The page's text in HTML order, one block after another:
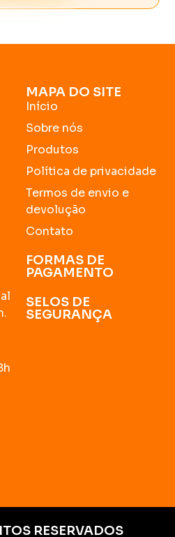
MAPA DO SITE
Início
Sobre nós
Produtos
Política de privacidade
Termos de envio e
devolução
Contato
FORMAS DE
PAGAMENTO
SELOS DE
SEGURANÇA
RESERVADOS